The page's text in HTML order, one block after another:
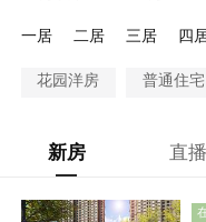
一居
二居 三居 四
花园洋房 普通住宅
新房 直播